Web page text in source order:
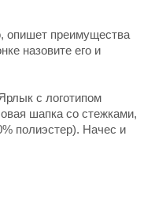
опишет преимущества
назовите его и
с логотипом
шапка со стежками,
полиэстер). Начес и